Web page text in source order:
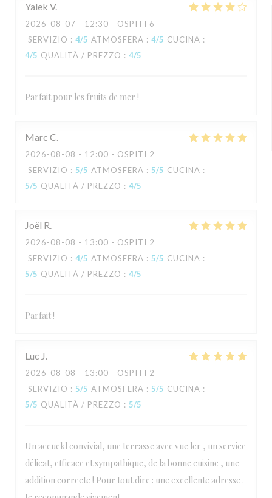
Yalek V
2026-08-07 - 12:30 - OSPITI 6
SERVIZIO : 4/5 ATMOSFERA : 4/5 CUCINA :
4/5 QUALITÀ / PREZZO : 4/5
Parfait pour les fruits de mer !
Marc C
2026-08-08 - 12:00 - OSPITI 2
SERVIZIO : 5/5 ATMOSFERA : 5/5 CUCINA :
5/5 QUALITÀ / PREZZO : 4/5
Joël R
2026-08-08 - 13:00 - OSPITI 2
SERVIZIO : 4/5 ATMOSFERA : 5/5 CUCINA :
5/5 QUALITÀ / PREZZO : 4/5
Parfait !
Luc J
2026-08-08 - 13:00 - OSPITI 2
SERVIZIO : 5/5 ATMOSFERA : 5/5 CUCINA :
5/5 QUALITÀ / PREZZO : 5/5
Un accuekl convivial, une terrasse avec vue ler , un service
délicat, efficace et sympathique, de la bonne cuisine , une
addition correcte ! Pour tout dire : une excellente adresse .